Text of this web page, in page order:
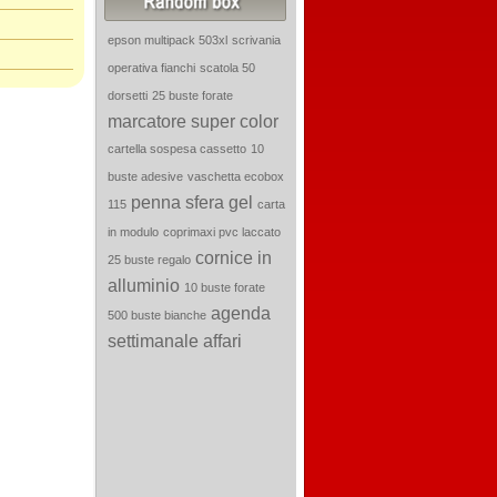
epson multipack 503xl scrivania
operativa fianchi scatola 50
dorsetti 25 buste forate
marcatore super color
cartella sospesa cassetto 10
buste adesive vaschetta ecobox
115 penna sfera gel carta
in modulo coprimaxi pvc laccato
25 buste regalo cornice in
alluminio 10 buste forate
500 buste bianche agenda
settimanale affari